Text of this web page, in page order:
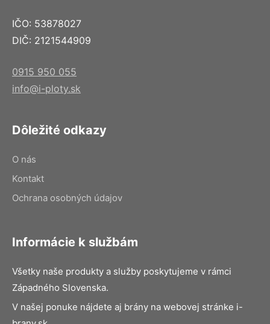
IČO: 53878027
DIČ: 2121544909
0915 950 055
info@i-ploty.sk
Dôležité odkazy
O nás
Kontakt
Ochrana osobných údajov
Informácie k službám
Všetky naše produkty a služby poskytujeme v rámci
Západného Slovenska.
V našej ponuke nájdete aj brány na webovej stránke i-